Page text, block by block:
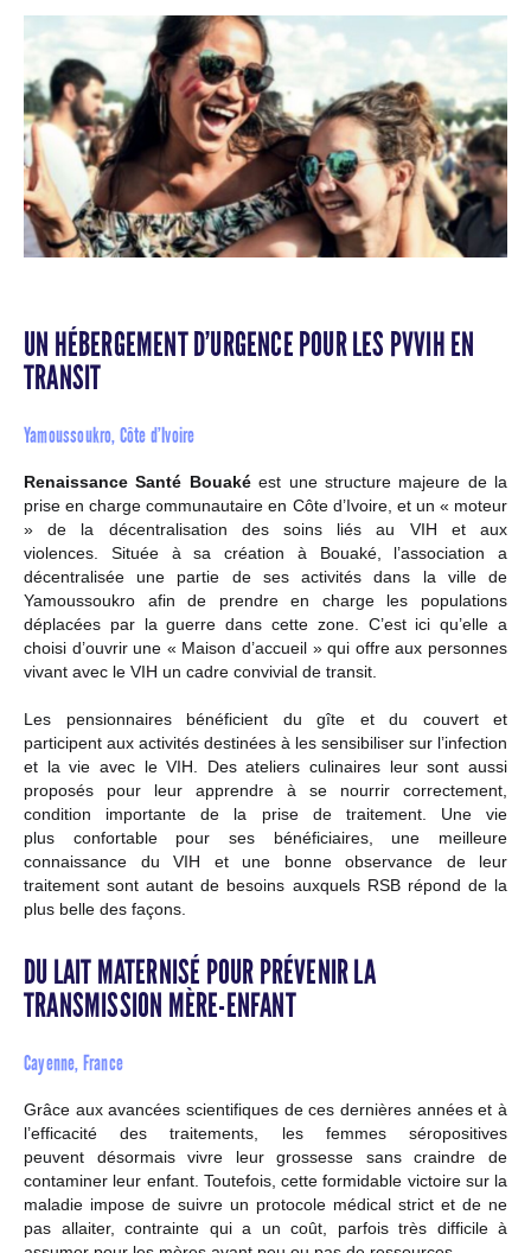
UN HÉBERGEMENT D’URGENCE POUR LES PVVIH EN
TRANSIT
Yamoussoukro, Côte d’Ivoire
Renaissance Santé Bouakéest une structure majeure de la
prise en charge communautaire en Côte d’Ivoire, et un « moteur
» de la décentralisation des soins liés au VIH et aux
violences. Située à sa création à Bouaké, l’association a
décentralisée une partie de ses activités dans la ville de
Yamoussoukro afin de prendre en charge les populations
déplacées par la guerre dans cette zone. C’est ici qu’elle a
choisi d’ouvrir une « Maison d’accueil » qui offre aux personnes
vivant avec le VIH un cadre convivial de transit.
Les pensionnaires bénéficient du gîte et du couvert et
participent aux activités destinées à les sensibiliser sur l’infection
et la vie avec le VIH. Des ateliers culinaires leur sont aussi
proposés pour leur apprendre à se nourrir correctement,
condition importante de la prise de traitement. Une vie
plus confortable pour ses bénéficiaires, une meilleure
connaissance du VIH et une bonne observance de leur
traitement sont autant de besoins auxquels RSB répond de la
plus belle des façons.
DU LAIT MATERNISÉ POUR PRÉVENIR LA
TRANSMISSION MÈRE-ENFANT
Cayenne, France
Grâce aux avancées scientifiques de ces dernières années et à
l’efficacité des traitements, les femmes séropositives
peuvent désormais vivre leur grossesse sans craindre de
contaminer leur enfant. Toutefois, cette formidable victoire sur la
maladie impose de suivre un protocole médical strict et de ne
pas allaiter, contrainte qui a un coût, parfois très difficile à